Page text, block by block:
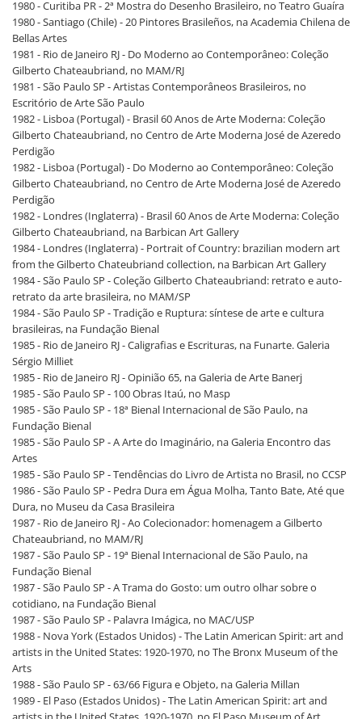
1980 - Curitiba PR - 2ª Mostra do Desenho Brasileiro, no Teatro Guaíra
1980 - Santiago (Chile) - 20 Pintores Brasileños, na Academia Chilena de
Bellas Artes
1981 - Rio de Janeiro RJ - Do Moderno ao Contemporâneo: Coleção
Gilberto Chateaubriand, no MAM/RJ
1981 - São Paulo SP - Artistas Contemporâneos Brasileiros, no
Escritório de Arte São Paulo
1982 - Lisboa (Portugal) - Brasil 60 Anos de Arte Moderna: Coleção
Gilberto Chateaubriand, no Centro de Arte Moderna José de Azeredo
Perdigão
1982 - Lisboa (Portugal) - Do Moderno ao Contemporâneo: Coleção
Gilberto Chateaubriand, no Centro de Arte Moderna José de Azeredo
Perdigão
1982 - Londres (Inglaterra) - Brasil 60 Anos de Arte Moderna: Coleção
Gilberto Chateaubriand, na Barbican Art Gallery
1984 - Londres (Inglaterra) - Portrait of Country: brazilian modern art
from the Gilberto Chateubriand collection, na Barbican Art Gallery
1984 - São Paulo SP - Coleção Gilberto Chateaubriand: retrato e auto-
retrato da arte brasileira, no MAM/SP
1984 - São Paulo SP - Tradição e Ruptura: síntese de arte e cultura
brasileiras, na Fundação Bienal
1985 - Rio de Janeiro RJ - Caligrafias e Escrituras, na Funarte. Galeria
Sérgio Milliet
1985 - Rio de Janeiro RJ - Opinião 65, na Galeria de Arte Banerj
1985 - São Paulo SP - 100 Obras Itaú, no Masp
1985 - São Paulo SP - 18ª Bienal Internacional de São Paulo, na
Fundação Bienal
1985 - São Paulo SP - A Arte do Imaginário, na Galeria Encontro das
Artes
1985 - São Paulo SP - Tendências do Livro de Artista no Brasil, no CCSP
1986 - São Paulo SP - Pedra Dura em Água Molha, Tanto Bate, Até que
Dura, no Museu da Casa Brasileira
1987 - Rio de Janeiro RJ - Ao Colecionador: homenagem a Gilberto
Chateaubriand, no MAM/RJ
1987 - São Paulo SP - 19ª Bienal Internacional de São Paulo, na
Fundação Bienal
1987 - São Paulo SP - A Trama do Gosto: um outro olhar sobre o
cotidiano, na Fundação Bienal
1987 - São Paulo SP - Palavra Imágica, no MAC/USP
1988 - Nova York (Estados Unidos) - The Latin American Spirit: art and
artists in the United States: 1920-1970, no The Bronx Museum of the
Arts
1988 - São Paulo SP - 63/66 Figura e Objeto, na Galeria Millan
1989 - El Paso (Estados Unidos) - The Latin American Spirit: art and